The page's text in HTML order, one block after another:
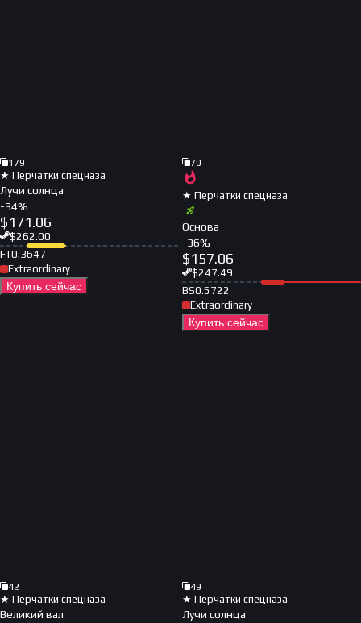
179
★ Перчатки спецназа
Лучи солнца
-34%
$171.06
$262.00
FT0.3647
Extraordinary
Купить сейчас
70
★ Перчатки спецназа
Основа
-36%
$157.06
$247.49
BS0.5722
Extraordinary
Купить сейчас
42
★ Перчатки спецназа
Великий вал
49
★ Перчатки спецназа
Лучи солнца